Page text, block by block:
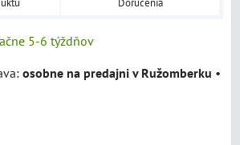
Doručenia
5-6 týždňov
osobne na predajni v Ružomberku •